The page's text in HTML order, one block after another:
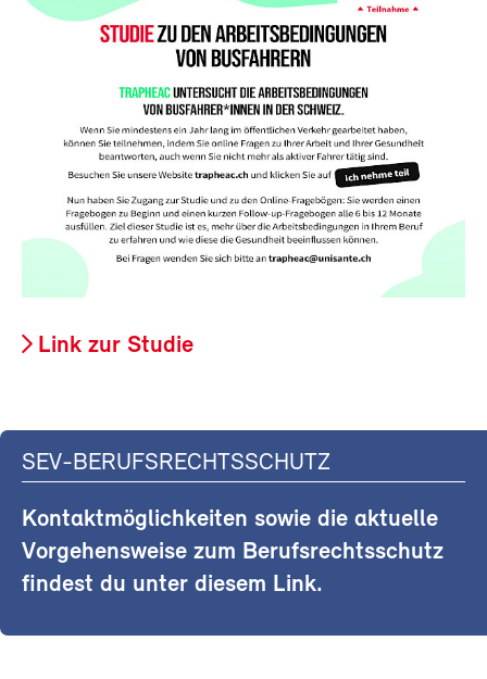
Link zur Studie
SEV-BERUFSRECHTSSCHUTZ
Kontaktmöglichkeiten sowie die aktuelle
Vorgehensweise zum Berufsrechtsschutz
findest du unter diesem Link.